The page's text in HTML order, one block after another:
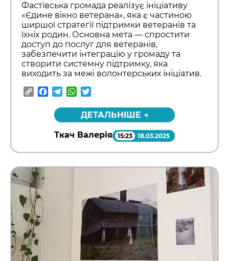
Фастівська громада реалізує ініціативу
«Єдине вікно ветерана», яка є частиною
ширшої стратегії підтримки ветеранів та
їхніх родин. Основна мета — спростити
доступ до послуг для ветеранів,
забезпечити інтеграцію у громаду та
створити системну підтримку, яка
виходить за межі волонтерських ініціатив.
CopyFacebook
TelegramWhatsApp
ДЕТАЛЬНІШЕ →
Ткач Валерія 15:23 18.03.2025